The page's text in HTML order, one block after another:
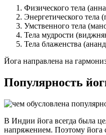
Физического тела
Энергетического тела
Умственного тела
Тела мудрости
Тела блаженства
Йога направлена на
Популярность
В Индии йога всегда была
напряжением. Поэтому йога